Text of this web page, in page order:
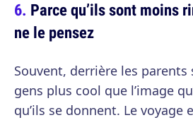
Parce qu’ils sont moins
ne le pensez
Souvent, derrière les parents
gens plus cool que l’image
qu’ils se donnent. Le voyage